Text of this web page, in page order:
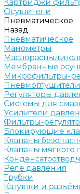
Картриджи
Осушители
Пневматическое
Назад
Пневматическое
Манометры
Мембранные
Микрофильтры-
Пневмоглушители
Регуляторы
Системы для
Усилители
Фильтры-
Блокирующие
Клапаны
Клапаны мягкого
Реле давления
Трубки
Катушки и